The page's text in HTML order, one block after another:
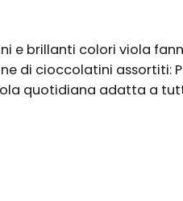
e brillanti colori viola
di cioccolatini assortiti:
quotidiana adatta a